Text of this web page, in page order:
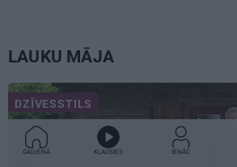
LAUKU MĀJA
DZĪVESSTILS
GALVENĀ KLAUSIES IENĀC